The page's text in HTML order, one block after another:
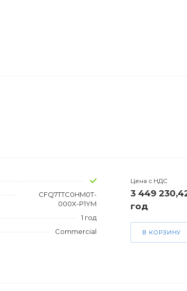
CFQ7TTC0HM0T-
000X-P1YM
1 год
Commercial
Цена с НДС
3 449
год
В КОРЗИНУ